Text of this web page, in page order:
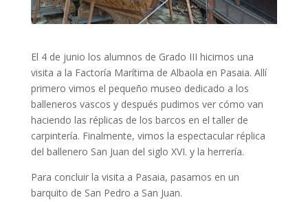
El 4 de junio los alumnos de Grado III hicimos una
visita a la Factoría Marítima de Albaola en Pasaia. Allí
primero vimos el pequeño museo dedicado a los
balleneros vascos y después pudimos ver cómo van
haciendo las réplicas de los barcos en el taller de
carpintería. Finalmente, vimos la espectacular réplica
del ballenero San Juan del siglo XVI. y la herrería.
Para concluir la visita a Pasaia, pasamos en un
barquito de San Pedro a San Juan.